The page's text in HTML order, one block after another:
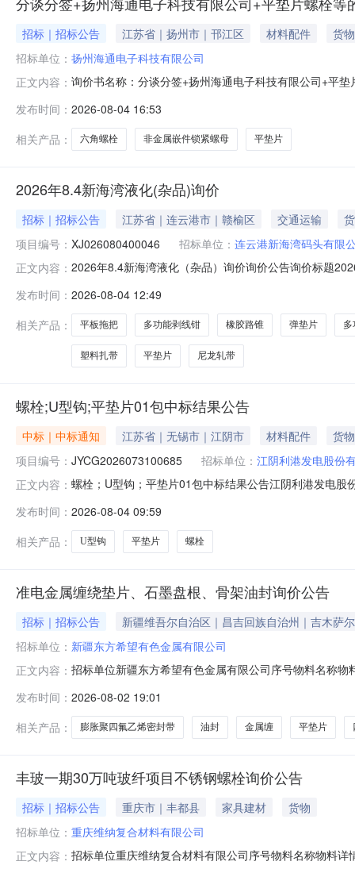
招标｜招标公告 江苏省｜扬州市｜邗江区 材料配件
货物
招标单位： 扬州海通电子科技有限公司
正文内容： 询价书名称：分谈分签+扬州海通电子科技有限公司+平
栓M12*50颗2026-08-206461216六角螺栓M8*35颗
发布时间： 2026-08-04 16:53
相关产品：
六角螺栓 非金属嵌件锁紧螺母 平垫片
2026年8.4新海湾液化(杂品)询价
招标｜招标公告 江苏省｜连云港市｜赣榆区 交通运输
项目编号： XJ026080400046 招标单位： 连云港新海湾码头有限
正文内容： 2026年8.4新海湾液化（杂品）询价询价公告询价标题
附件备注货到付款，具体参数型号联系颜工，
发布时间： 2026-08-04 12:49
相关产品：
平板拖把 多功能剥线钳 橡胶路锥 弹垫片 多
塑料扎带 平垫片 尼龙轧带
螺栓;U型钩;平垫片01包中标结果公告
中标｜中标通知 江苏省｜无锡市｜江阴市 材料配件
货物
项目编号： JYCG2026073100685 招标单位： 江阴利港发电股份
正文内容： 螺栓；U型钩；平垫片01包中标结果公告江阴利港发电
力易得五金机电有限公司3.联系方式采购人：江阴利港
发布时间： 2026-08-04 09:59
相关产品：
U型钩 平垫片 螺栓
准电金属缠绕垫片、石墨盘根、骨架油封询价公告
招标｜招标公告
新疆维吾尔自治区｜昌吉回族自治州｜吉木萨
招标单位： 新疆东方希望有色金属有限公司
正文内容： 招标单位新疆东方希望有色金属有限公司序号物料名称
司4膨胀聚四氟乙烯密封带200.0米？膨胀聚四氟乙烯密
发布时间： 2026-08-02 19:01
相关产品：
膨胀聚四氟乙烯密封带 油封 金属缠 平垫片
丰玻一期30万吨玻纤项目不锈钢螺栓询价公告
招标｜招标公告 重庆市｜丰都县 家具建材
货物
招标单位： 重庆维纳复合材料有限公司
正文内容： 招标单位重庆维纳复合材料有限公司序号物料名称物料